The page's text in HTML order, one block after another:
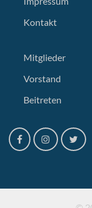
Kontakt
Mitglieder
Vorstand
Beitreten